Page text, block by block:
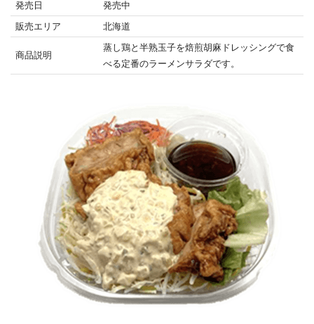
発売日
発売中
販売エリア
北海道
商品説明
蒸し鶏と半熟玉子を焙煎胡麻ドレッシングで食
べる定番のラーメンサラダです。